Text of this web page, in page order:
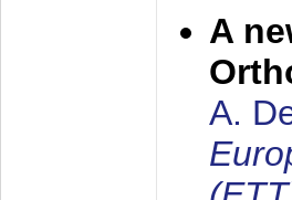
A
A.